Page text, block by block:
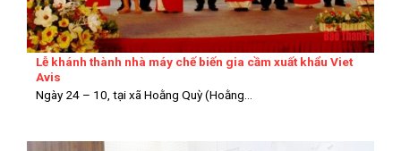
Lễ khánh thành nhà máy chế biến gia cầm xuất khẩu Viet
Avis
Ngày 24 – 10, tại xã Hoằng Quỳ (Hoằng...